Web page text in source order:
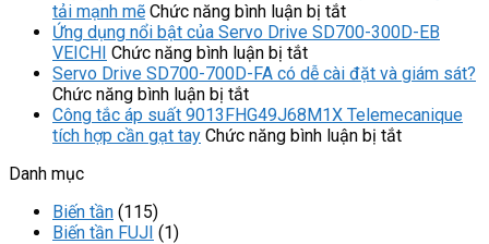
tần
GS270-
315K
vận
hành
tải mạnh mẽ Chức năng bình luận bị tắtở
Cáp
VM250-
KNH
VEICHI
Ứng dụng nổi bật của Servo Drive SD700-300D-EB
VEICHI Chức năng bình luận bị tắtở
Ứng
nổi
bật
Servo Drive SD700-700D-FA có dễ cài đặt và giám sát?
Chức năng bình luận bị tắtở
Servo
Drive
Công tắc áp suất 9013FHG49J68M1X Telemecanique
tích hợp cần gạt tay Chức năng bình luận bị tắtở
Danh mục
Biến tần (115)
Biến tần FUJI (1)